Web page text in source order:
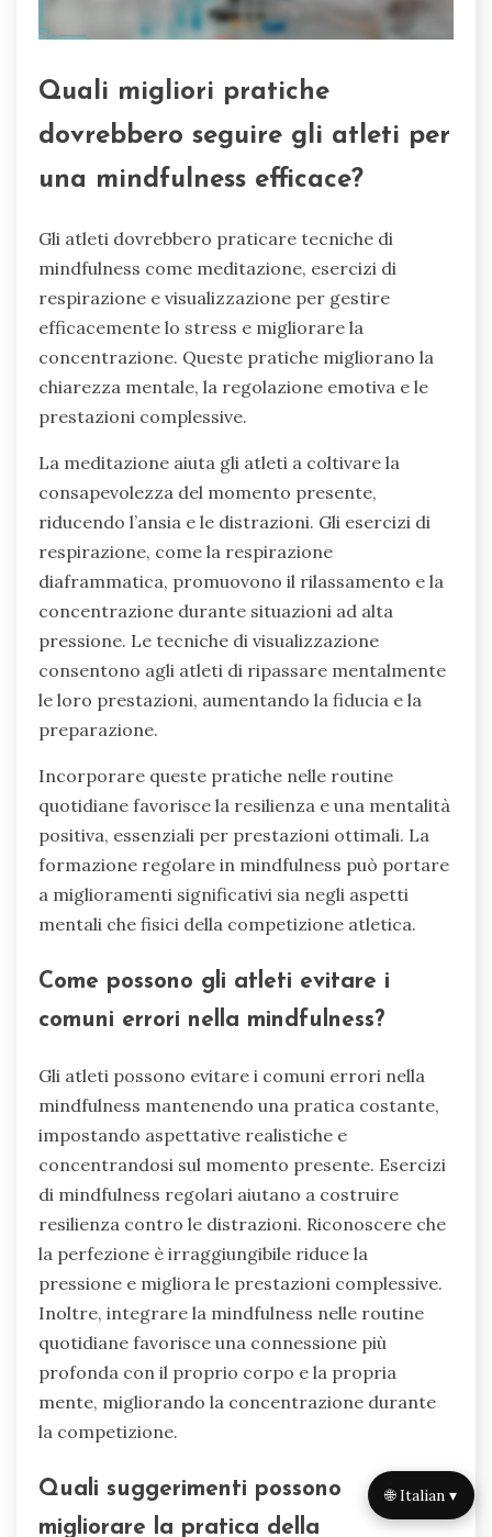
Quali migliori pratiche
dovrebbero seguire gli atleti per
una mindfulness efficace?
Gli atleti dovrebbero praticare tecniche di
mindfulness come meditazione, esercizi di
respirazione e visualizzazione per gestire
efficacemente lo stress e migliorare la
concentrazione. Queste pratiche migliorano la
chiarezza mentale, la regolazione emotiva e le
prestazioni complessive.
La meditazione aiuta gli atleti a coltivare la
consapevolezza del momento presente,
riducendo l’ansia e le distrazioni. Gli esercizi di
respirazione, come la respirazione
diaframmatica, promuovono il rilassamento e la
concentrazione durante situazioni ad alta
pressione. Le tecniche di visualizzazione
consentono agli atleti di ripassare mentalmente
le loro prestazioni, aumentando la fiducia e la
preparazione.
Incorporare queste pratiche nelle routine
quotidiane favorisce la resilienza e una mentalità
positiva, essenziali per prestazioni ottimali. La
formazione regolare in mindfulness può portare
a miglioramenti significativi sia negli aspetti
mentali che fisici della competizione atletica.
Come possono gli atleti evitare i
comuni errori nella mindfulness?
Gli atleti possono evitare i comuni errori nella
mindfulness mantenendo una pratica costante,
impostando aspettative realistiche e
concentrandosi sul momento presente. Esercizi
di mindfulness regolari aiutano a costruire
resilienza contro le distrazioni. Riconoscere che
la perfezione è irraggiungibile riduce la
pressione e migliora le prestazioni complessive.
Inoltre, integrare la mindfulness nelle routine
quotidiane favorisce una connessione più
profonda con il proprio corpo e la propria
mente, migliorando la concentrazione durante
la competizione.
Quali suggerimenti possono
migliorare la pratica della
🌐 Italian ▾